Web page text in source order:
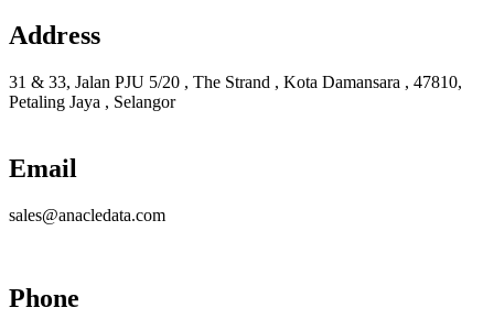
Address
31 & 33, Jalan PJU 5/20 , The Strand , Kota Damansara , 47810,
Petaling Jaya , Selangor
Email
sales@anacledata.com
Phone